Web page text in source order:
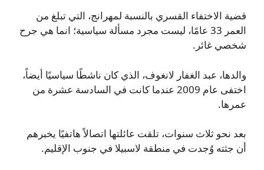
قضية الاختفاء القسري بالنسبة لمهرانج، التي تبلغ من
العمر 33 عامًا، ليست مجرد مسألة سياسية؛ انما هي جرح
شخصي غائر.
والدها، عبد الغفار لانغوف، الذي كان ناشطًا سياسيًا أيضاً،
اختفى عام 2009 عندما كانت في السادسة عشرة من
عمرها.
بعد نحو ثلاث سنوات، تلقت عائلتها اتصالاً هاتفيًا يخبرهم
أن جثته وُجدت في منطقة لاسبيلا في جنوب الإقليم.